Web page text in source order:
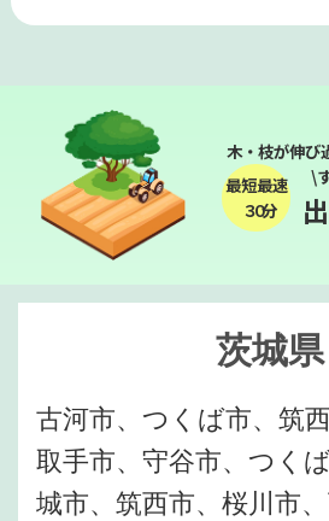
木・枝が伸
最短最速
３０分
\
茨城県
古河市、つくば市、筑西
取手市、守谷市、つく
城市、筑西市、桜川市